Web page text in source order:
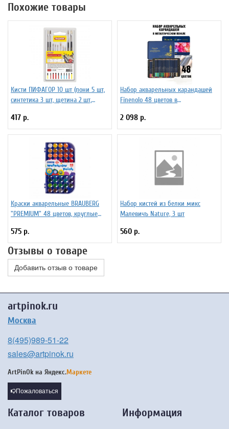
Похожие товары
Кисти ПИФАГОР 10 шт (пони 5 шт,
синтетика 3 шт, щетина 2 шт,
417 р.
Набор акварельных карандашей
Finenolo 48 цветов в
2 098 р.
Краски акварельные BRAUBERG
"PREMIUM" 48 цветов, круглые
575 р.
Набор кистей из белки микс
Малевичъ Nature, 3 шт
560 р.
Отзывы о товаре
Добавить отзыв о товаре
artpinok.ru
Москва
8(495)989-51-22
sales@artpinok.ru
ArtPinOk на Яндекс.Маркете
Пожаловаться
Каталог товаров Информация